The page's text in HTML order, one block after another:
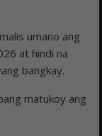
umano ang
at hindi na
bangkay.
matukoy ang